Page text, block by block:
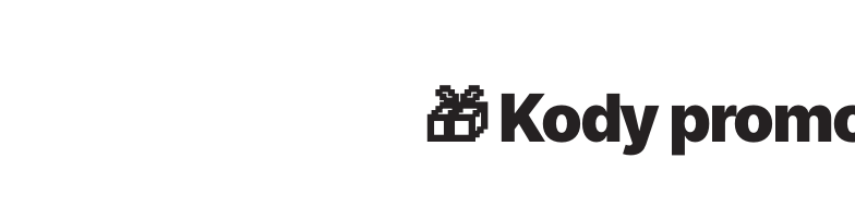
Przejdź
do
Przejdź
do
Przejdź
do
🎁 Kody